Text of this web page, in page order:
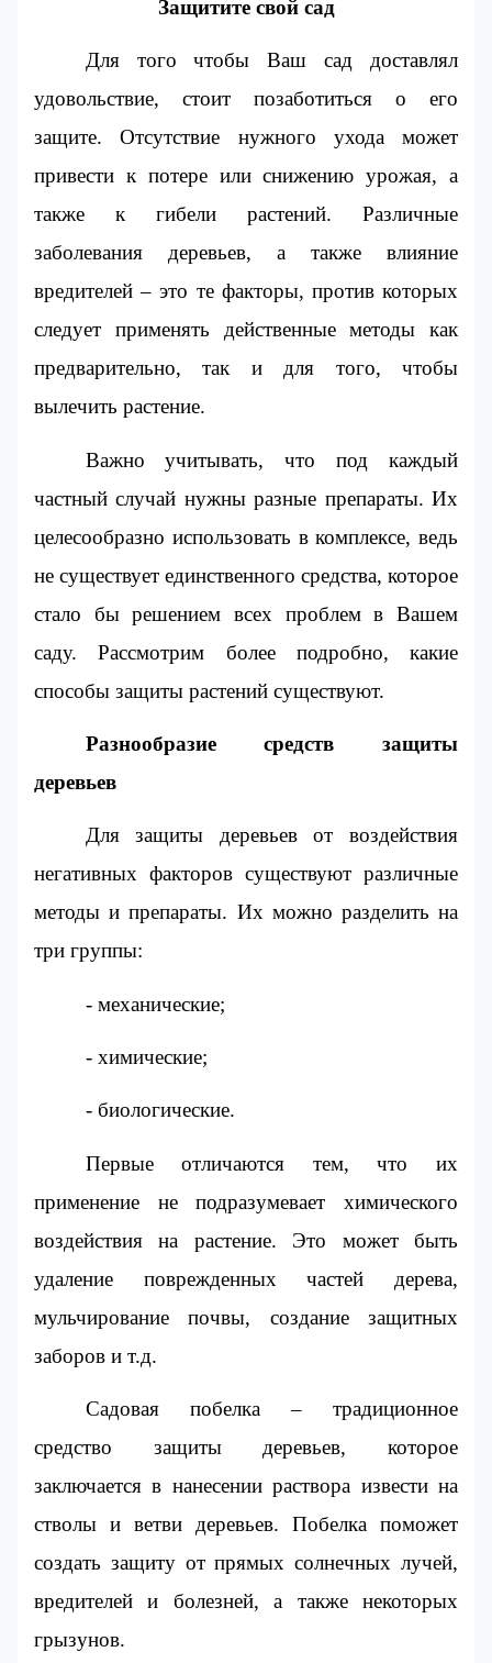
Защитите свой сад
Для того чтобы Ваш сад доставлял
удовольствие, стоит позаботиться о его
защите. Отсутствие нужного ухода может
привести к потере или снижению урожая, а
также к гибели растений. Различные
заболевания деревьев, а также влияние
вредителей – это те факторы, против которых
следует применять действенные методы как
предварительно, так и для того, чтобы
вылечить растение.
Важно учитывать, что под каждый
частный случай нужны разные препараты. Их
целесообразно использовать в комплексе, ведь
не существует единственного средства, которое
стало бы решением всех проблем в Вашем
саду. Рассмотрим более подробно, какие
способы защиты растений существуют.
Разнообразие средств защиты
деревьев
Для защиты деревьев от воздействия
негативных факторов существуют различные
методы и препараты. Их можно разделить на
три группы:
- механические;
- химические;
- биологические.
Первые отличаются тем, что их
применение не подразумевает химического
воздействия на растение. Это может быть
удаление поврежденных частей дерева,
мульчирование почвы, создание защитных
заборов и т.д.
Садовая побелка – традиционное
средство защиты деревьев, которое
заключается в нанесении раствора извести на
стволы и ветви деревьев. Побелка поможет
создать защиту от прямых солнечных лучей,
вредителей и болезней, а также некоторых
грызунов.